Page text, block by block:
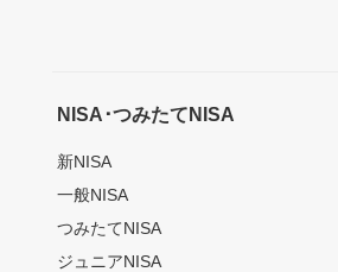
NISA･つみたてNISA
新NISA
一般NISA
つみたてNISA
ジュニアNISA